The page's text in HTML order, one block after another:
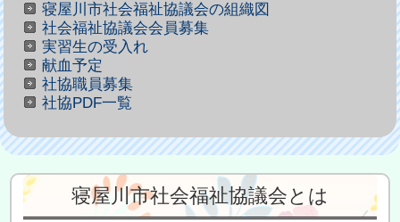
寝屋川市社会福祉協議会の組織図
社会福祉協議会会員募集
実習生の受入れ
献血予定
社協職員募集
社協PDF一覧
寝屋川市社会福祉協議会とは